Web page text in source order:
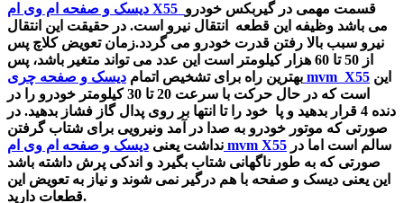
دیسک و صفحه ام وی ام X55 قسمت مهمی در گیربکس خودرو
می باشد وظیفه این قطعه انتقال نیرو است. در حقیقت این انتقال
نیرو سبب بالا رفتن قدرت خودرو می گردد.زمان تعویض کلاچ پس
از 50 تا 60 هزار کیلومتر است این عدد می تواند متغیر باشد، پس
بهترین راه برای تشخیص اتمام دیسک و صفحه چری mvm X55
است که در حال حرکت با سرعت 20 تا 30 کیلومتر خودرو را در
دنده 4 قرار بدهید و پا خود را تا انتها بر روی پدال گاز فشاز بدهید. در
صورتی که موتور خودرو به صدا در آمد ونیرویی برای شتاب گرفتن
نداشت یعنی دیسک و صفحه ام وی ام mvm X55
صورتی که به طور ناگهانی شتاب بگیرد و اندکی پرش داشته باشد
این یعنی دیسک و صفحه با هم درگیر نمی شوند و نیاز به تعویض این
قطعات دارید.